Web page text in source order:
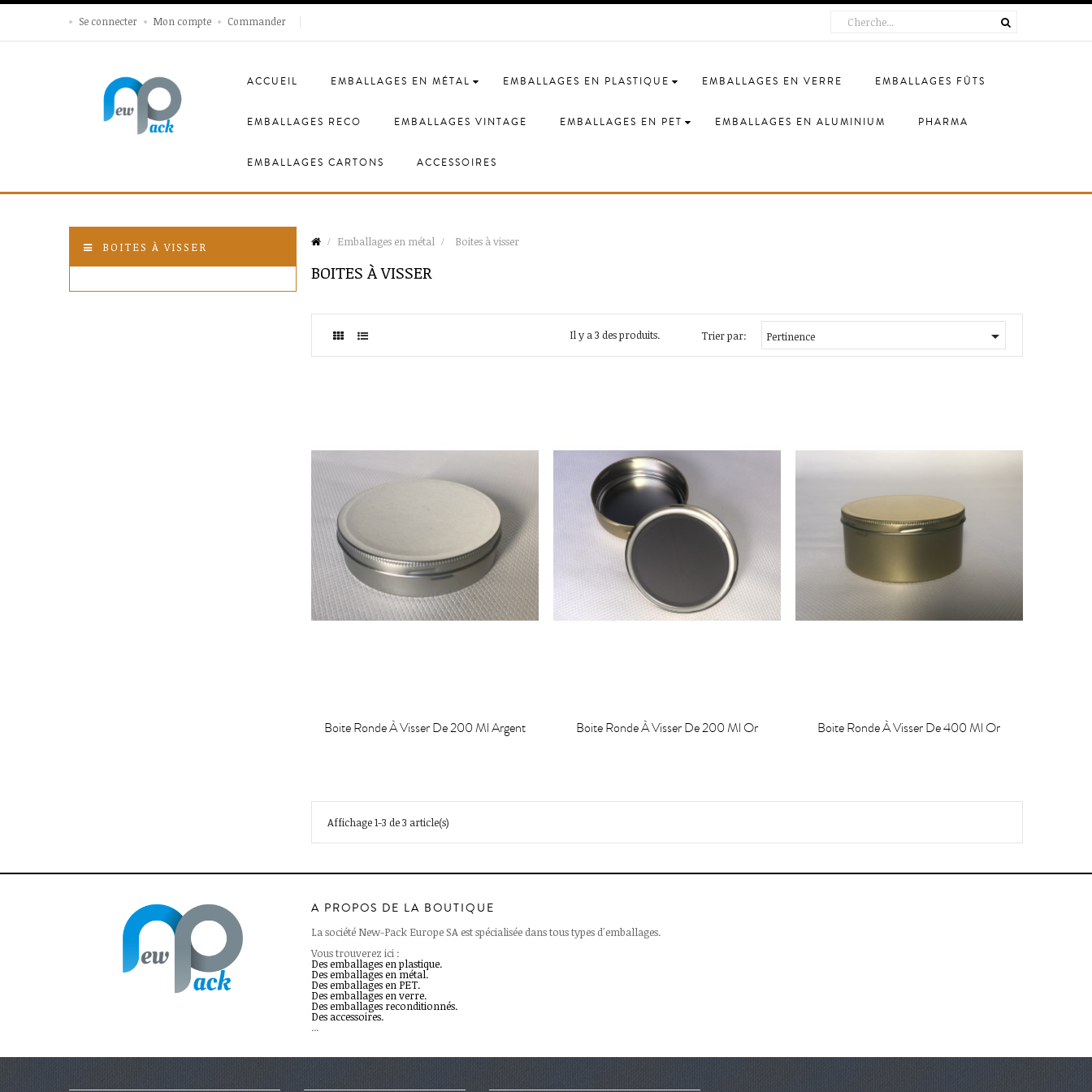
Se connecter Mon compte Commander
ACCUEIL EMBALLAGES EN MÉTAL EMBALLAGES EN PLASTIQUE EMBALLAGES EN VERRE EMBALLAGES FÛTS
EMBALLAGES RECO EMBALLAGES VINTAGE EMBALLAGES EN PET EMBALLAGES EN ALUMINIUM PHARMA
EMBALLAGES CARTONS ACCESSOIRES
BOITES À VISSER Emballages en métal Boites à visser
BOITES À VISSER
Il y a 3 des produits. Trier par: Pertinence 
Boite Ronde À Visser De 200 Ml Argent Boite Ronde À Visser De 200 Ml Or Boite Ronde À Visser De 400 Ml Or
Affichage 1-3 de 3 article(s)
A PROPOS DE LA BOUTIQUE
La société New-Pack Europe SA est spécialisée dans tous types d'emballages.
Vous trouverez ici :
Des emballages en plastique.
Des emballages en métal.
Des emballages en PET.
Des emballages en verre.
Des emballages reconditionnés.
Des accessoires.
...